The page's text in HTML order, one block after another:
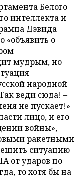
Белого
интеллекта и
Дэвида
«объявить о
мудрым, но
народной
веди сюда! –
не пускает!»
лицо, и его
войны»,
ракетными
ситуацию
от ударов по
то хотя бы на